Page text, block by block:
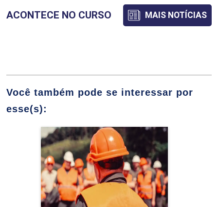
BIG DATA, CLOUD COMPUTING E DATA
MINING
36
ACONTECE NO CURSO MAIS NOTÍCIAS
Você também pode se interessar por
esse(s):
Especialização em
Engenharia de Segurança
do Trabalho
Detalhes do curso